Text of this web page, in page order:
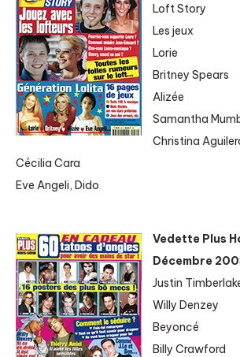
Loft Story
Les jeux
Lorie
Britney Spears
Alizée
Samantha
Christina
Cécilia Cara
Eve Angeli, Dido
Vedette Plus
Décembre
Justin
Willy Denzey
Beyoncé
Billy Crawford